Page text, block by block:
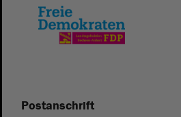
Postanschrift